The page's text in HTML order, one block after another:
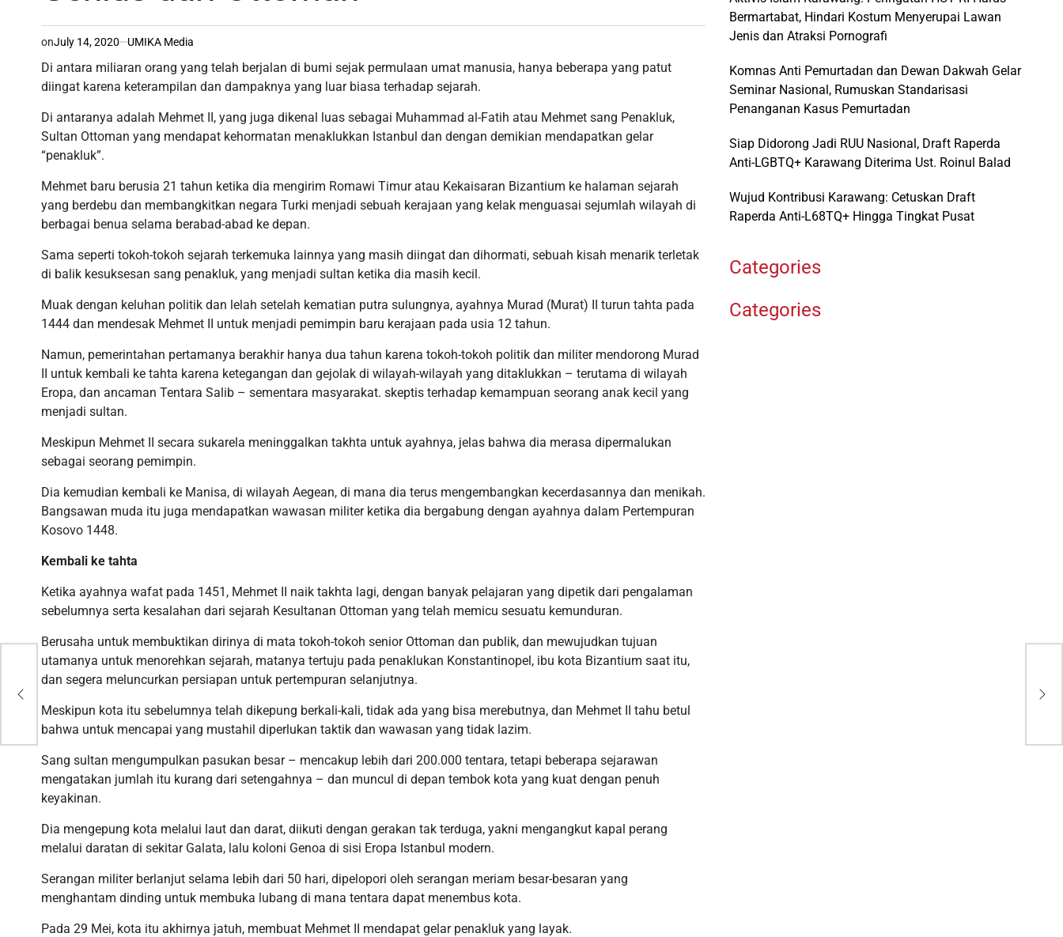
onJuly 14, 2020 UMIKA Media
Di antara miliaran orang yang telah berjalan di bumi sejak permulaan umat manusia, hanya beberapa yang patut
diingat karena keterampilan dan dampaknya yang luar biasa terhadap sejarah.
Di antaranya adalah Mehmet II, yang juga dikenal luas sebagai Muhammad al-Fatih atau Mehmet sang Penakluk,
Sultan Ottoman yang mendapat kehormatan menaklukkan Istanbul dan dengan demikian mendapatkan gelar
“penakluk”.
Mehmet baru berusia 21 tahun ketika dia mengirim Romawi Timur atau Kekaisaran Bizantium ke halaman sejarah
yang berdebu dan membangkitkan negara Turki menjadi sebuah kerajaan yang kelak menguasai sejumlah wilayah di
berbagai benua selama berabad-abad ke depan.
Sama seperti tokoh-tokoh sejarah terkemuka lainnya yang masih diingat dan dihormati, sebuah kisah menarik terletak
di balik kesuksesan sang penakluk, yang menjadi sultan ketika dia masih kecil.
Muak dengan keluhan politik dan lelah setelah kematian putra sulungnya, ayahnya Murad (Murat) II turun tahta pada
1444 dan mendesak Mehmet II untuk menjadi pemimpin baru kerajaan pada usia 12 tahun.
Namun, pemerintahan pertamanya berakhir hanya dua tahun karena tokoh-tokoh politik dan militer mendorong Murad
II untuk kembali ke tahta karena ketegangan dan gejolak di wilayah-wilayah yang ditaklukkan – terutama di wilayah
Eropa, dan ancaman Tentara Salib – sementara masyarakat. skeptis terhadap kemampuan seorang anak kecil yang
menjadi sultan.
Meskipun Mehmet II secara sukarela meninggalkan takhta untuk ayahnya, jelas bahwa dia merasa dipermalukan
sebagai seorang pemimpin.
Dia kemudian kembali ke Manisa, di wilayah Aegean, di mana dia terus mengembangkan kecerdasannya dan menikah.
Bangsawan muda itu juga mendapatkan wawasan militer ketika dia bergabung dengan ayahnya dalam Pertempuran
Kosovo 1448.
Kembali ke tahta
Ketika ayahnya wafat pada 1451, Mehmet II naik takhta lagi, dengan banyak pelajaran yang dipetik dari pengalaman
sebelumnya serta kesalahan dari sejarah Kesultanan Ottoman yang telah memicu sesuatu kemunduran.
Berusaha untuk membuktikan dirinya di mata tokoh-tokoh senior Ottoman dan publik, dan mewujudkan tujuan
utamanya untuk menorehkan sejarah, matanya tertuju pada penaklukan Konstantinopel, ibu kota Bizantium saat itu,
dan segera meluncurkan persiapan untuk pertempuran selanjutnya.
Meskipun kota itu sebelumnya telah dikepung berkali-kali, tidak ada yang bisa merebutnya, dan Mehmet II tahu betul
bahwa untuk mencapai yang mustahil diperlukan taktik dan wawasan yang tidak lazim.
Sang sultan mengumpulkan pasukan besar – mencakup lebih dari 200.000 tentara, tetapi beberapa sejarawan
mengatakan jumlah itu kurang dari setengahnya – dan muncul di depan tembok kota yang kuat dengan penuh
keyakinan.
Dia mengepung kota melalui laut dan darat, diikuti dengan gerakan tak terduga, yakni mengangkut kapal perang
melalui daratan di sekitar Galata, lalu koloni Genoa di sisi Eropa Istanbul modern.
Serangan militer berlanjut selama lebih dari 50 hari, dipelopori oleh serangan meriam besar-besaran yang
menghantam dinding untuk membuka lubang di mana tentara dapat menembus kota.
Pada 29 Mei, kota itu akhirnya jatuh, membuat Mehmet II mendapat gelar penakluk yang layak.
Bermartabat, Hindari Kostum Menyerupai Lawan
Jenis dan Atraksi Pornografi
Komnas Anti Pemurtadan dan Dewan Dakwah Gelar
Seminar Nasional, Rumuskan Standarisasi
Penanganan Kasus Pemurtadan
Siap Didorong Jadi RUU Nasional, Draft Raperda
Anti-LGBTQ+ Karawang Diterima Ust. Roinul Balad
Wujud Kontribusi Karawang: Cetuskan Draft
Raperda Anti-L68TQ+ Hingga Tingkat Pusat
Categories
Categories